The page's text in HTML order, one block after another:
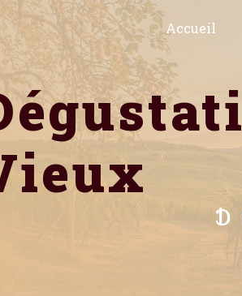
Accueil
le-
des cookies